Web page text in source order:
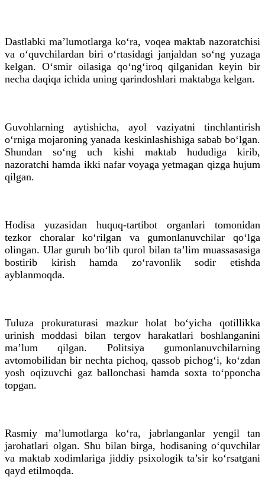
Dastlabki ma’lumotlarga ko‘ra, voqea maktab nazoratchisi
va o‘quvchilardan biri o‘rtasidagi janjaldan so‘ng yuzaga
kelgan. O‘smir oilasiga qo‘ng‘iroq qilganidan keyin bir
necha daqiqa ichida uning qarindoshlari maktabga kelgan.
Guvohlarning aytishicha, ayol vaziyatni tinchlantirish
o‘rniga mojaroning yanada keskinlashishiga sabab bo‘lgan.
Shundan so‘ng uch kishi maktab hududiga kirib,
nazoratchi hamda ikki nafar voyaga yetmagan qizga hujum
qilgan.
Hodisa yuzasidan huquq-tartibot organlari tomonidan
tezkor choralar ko‘rilgan va gumonlanuvchilar qo‘lga
olingan. Ular guruh bo‘lib qurol bilan ta’lim muassasasiga
bostirib kirish hamda zo‘ravonlik sodir etishda
ayblanmoqda.
Tuluza prokuraturasi mazkur holat bo‘yicha qotillikka
urinish moddasi bilan tergov harakatlari boshlanganini
ma’lum qilgan. Politsiya gumonlanuvchilarning
avtomobilidan bir nechta pichoq, qassob pichog‘i, ko‘zdan
yosh oqizuvchi gaz ballonchasi hamda soxta to‘pponcha
topgan.
Rasmiy ma’lumotlarga ko‘ra, jabrlanganlar yengil tan
jarohatlari olgan. Shu bilan birga, hodisaning o‘quvchilar
va maktab xodimlariga jiddiy psixologik ta’sir ko‘rsatgani
qayd etilmoqda.